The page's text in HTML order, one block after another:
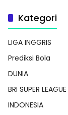
Kategori
LIGA INGGRIS
Prediksi Bola
DUNIA
BRI SUPER LEAGUE
INDONESIA